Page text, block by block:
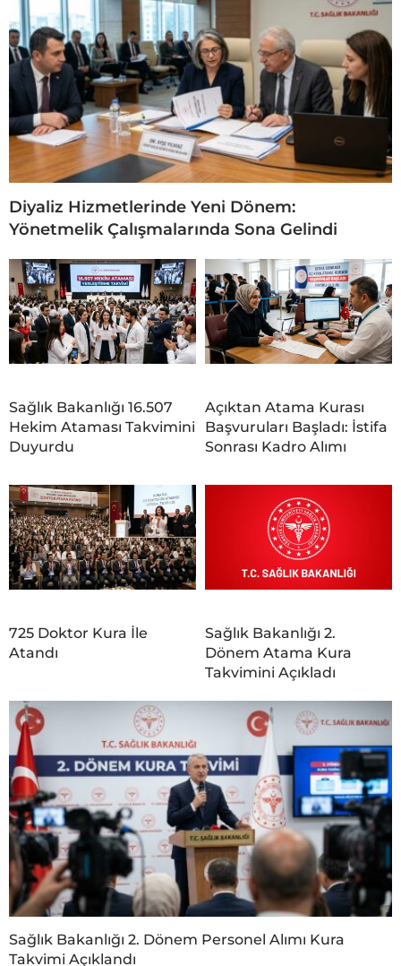
Diyaliz Hizmetlerinde Yeni Dönem:
Yönetmelik Çalışmalarında Sona Gelindi
Sağlık Bakanlığı 16.507
Hekim Ataması Takvimini
Duyurdu
Açıktan Atama Kurası
Başvuruları Başladı: İstifa
Sonrası Kadro Alımı
725 Doktor Kura İle
Atandı
Sağlık Bakanlığı 2.
Dönem Atama Kura
Takvimini Açıkladı
Sağlık Bakanlığı 2. Dönem Personel Alımı Kura
Takvimi Açıklandı